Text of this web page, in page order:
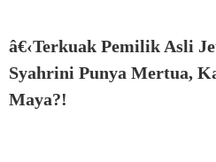
â€‹Terkuak Pemilik Asli
Syahrini Punya Mertua,
Maya?!